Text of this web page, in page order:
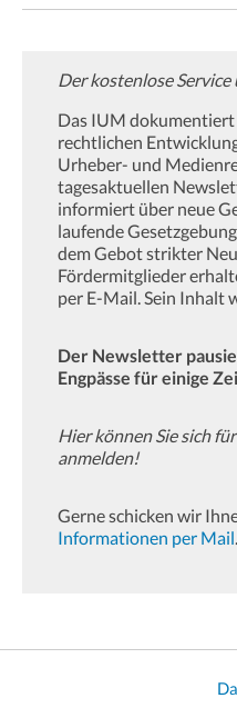
Der kostenlose
Das IUM
rechtlichen
Urheber- und
tagesaktuellen
informiert über neue
laufende
dem Gebot strikter
Fördermitglieder
per E-Mail. Sein Inhalt
Der Newsletter
Engpässe für einige
Hier können Sie sich
anmelden!
Gerne schicken wir
Informationen per Mail.